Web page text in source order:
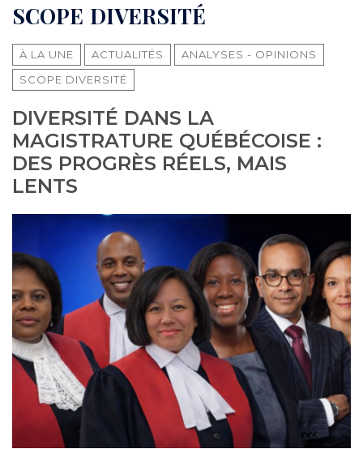
SCOPE DIVERSITÉ
À LA UNE ACTUALITÉS
ANALYSES - OPINIONS
SCOPE DIVERSITÉ
DIVERSITÉ DANS LA
MAGISTRATURE QUÉBÉCOISE :
DES PROGRÈS RÉELS, MAIS
LENTS